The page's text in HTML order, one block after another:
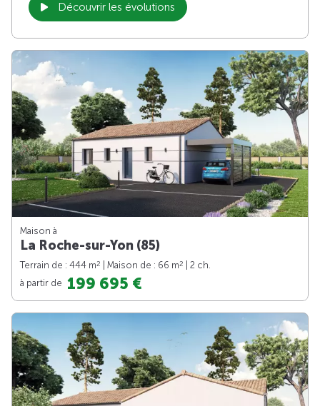
Découvrir les évolutions
Maison à
La Roche-sur-Yon (85)
Terrain de : 444 m2 | Maison de : 66 m2
| 2 ch.
à partir de 199 695 €